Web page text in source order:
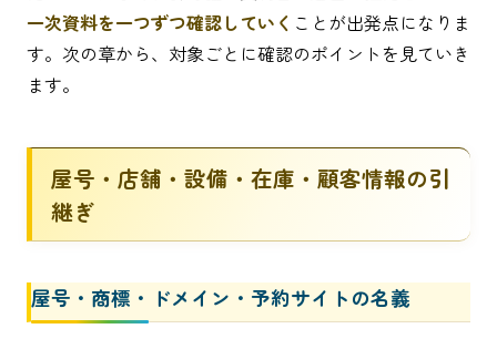
一次資料を一つずつ確認していく ことが出発点になりま
す。次の章から、対象ごとに確認のポイントを見ていき
ます。
屋号・店舗・設備・在庫・顧客情報の引
継ぎ
屋号・商標・ドメイン・予約サイトの名義